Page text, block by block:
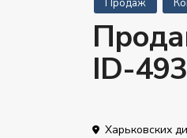
Продаж
ID-
Харьковских